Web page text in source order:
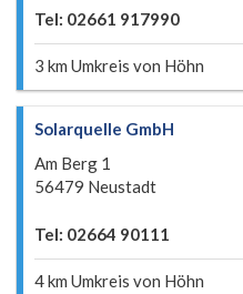
Tel: 02661 917990
3 km Umkreis von Höhn
Solarquelle GmbH
Am Berg 1
56479 Neustadt
Tel: 02664 90111
4 km Umkreis von Höhn